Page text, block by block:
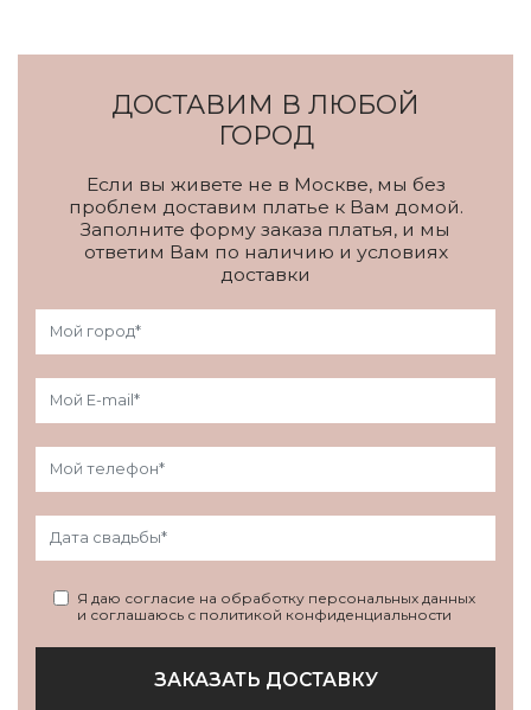
ДОСТАВИМ В ЛЮБОЙ
ГОРОД
Если вы живете не в Москве, мы без
проблем доставим платье к Вам домой.
Заполните форму заказа платья, и мы
ответим Вам по наличию и условиях
доставки
Я даю согласие на обработку персональных данных
и соглашаюсь с политикой конфиденциальности
ЗАКАЗАТЬ ДОСТАВКУ